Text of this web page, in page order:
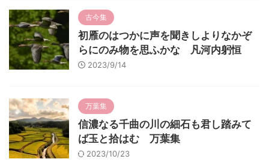
古今集
初雁のはつかに声を聞きしよりなかぞ
らにのみ物を思ふかな 凡河内躬恒
2023/9/14
万葉集
信濃なる千曲の川の細石も君し踏みて
ば玉と拾はむ 万葉集
2023/10/23